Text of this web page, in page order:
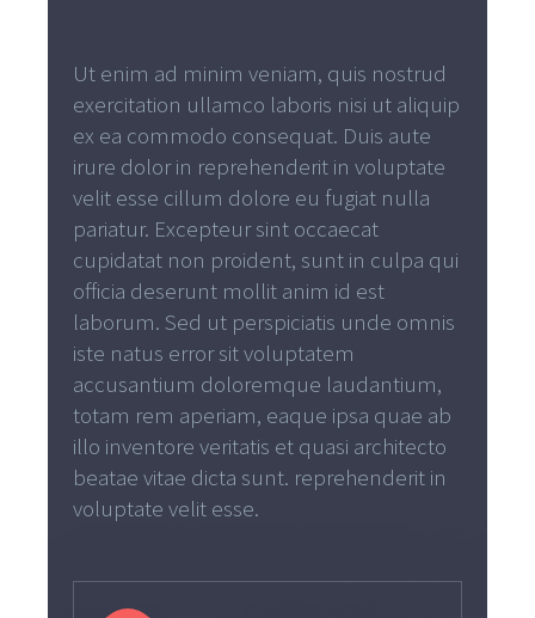
Ut enim ad minim veniam, quis nostrud
exercitation ullamco laboris nisi ut aliquip
ex ea commodo consequat. Duis aute
irure dolor in reprehenderit in voluptate
velit esse cillum dolore eu fugiat nulla
pariatur. Excepteur sint occaecat
cupidatat non proident, sunt in culpa qui
officia deserunt mollit anim id est
laborum. Sed ut perspiciatis unde omnis
iste natus error sit voluptatem
accusantium doloremque laudantium,
totam rem aperiam, eaque ipsa quae ab
illo inventore veritatis et quasi architecto
beatae vitae dicta sunt. reprehenderit in
voluptate velit esse.